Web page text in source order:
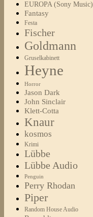
EUROPA (Sony Music)
Fantasy
Festa
Fischer
Goldmann
Gruselkabinett
Heyne
Horror
Jason Dark
John Sinclair
Klett-Cotta
Knaur
kosmos
Krimi
Lübbe
Lübbe Audio
Penguin
Perry Rhodan
Piper
Random House Audio